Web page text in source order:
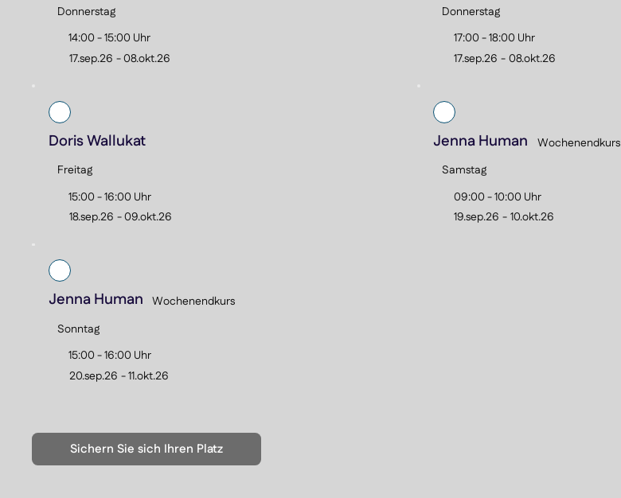
Donnerstag
14:00 - 15:00 Uhr
17.sep.26 -08.okt.26
Donnerstag
17:00 - 18:00 Uhr
17.sep.26 - 08.okt.26
Doris Wallukat
Freitag
15:00 - 16:00 Uhr
18.sep.26 -09.okt.26
Jenna Human
Wochenendkurs
Samstag
09:00 - 10:00 Uhr
19.sep.26 - 10.okt.26
Jenna Human
Wochenendkurs
Sonntag
15:00 - 16:00 Uhr
20.sep.26 -11.okt.26
Sichern Sie sich Ihren Platz